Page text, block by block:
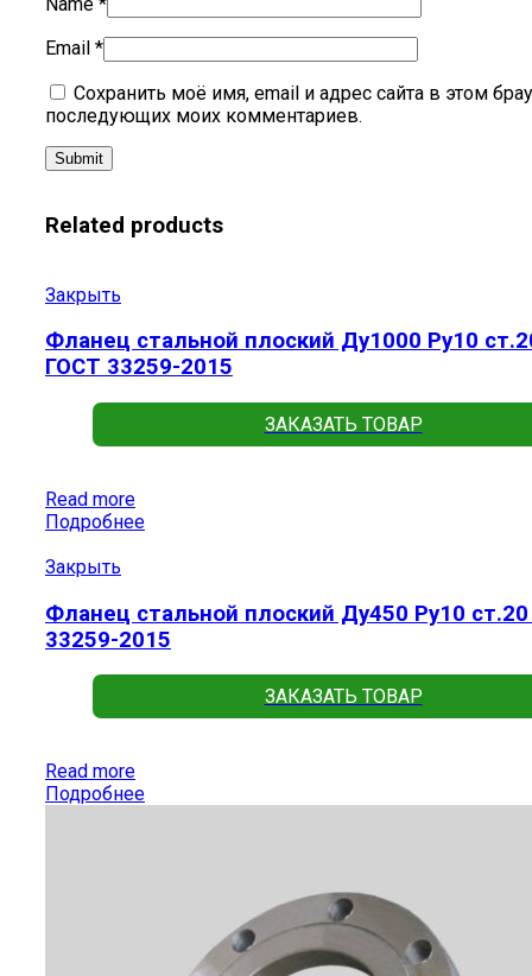
Email *
Сохранить моё имя, email и адрес сайта в этом
последующих моих комментариев.
Related products
Закрыть
Фланец стальной плоский Ду1000 Ру10
ГОСТ 33259-2015
ЗАКАЗАТЬ ТОВАР
Read more
Подробнее
Закрыть
Фланец стальной плоский Ду450 Ру10
33259-2015
ЗАКАЗАТЬ ТОВАР
Read more
Подробнее